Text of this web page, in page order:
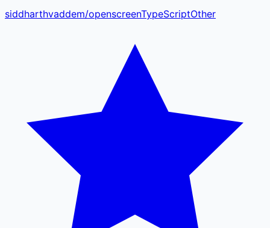
siddharthvaddem/openscreenTypeScriptOther